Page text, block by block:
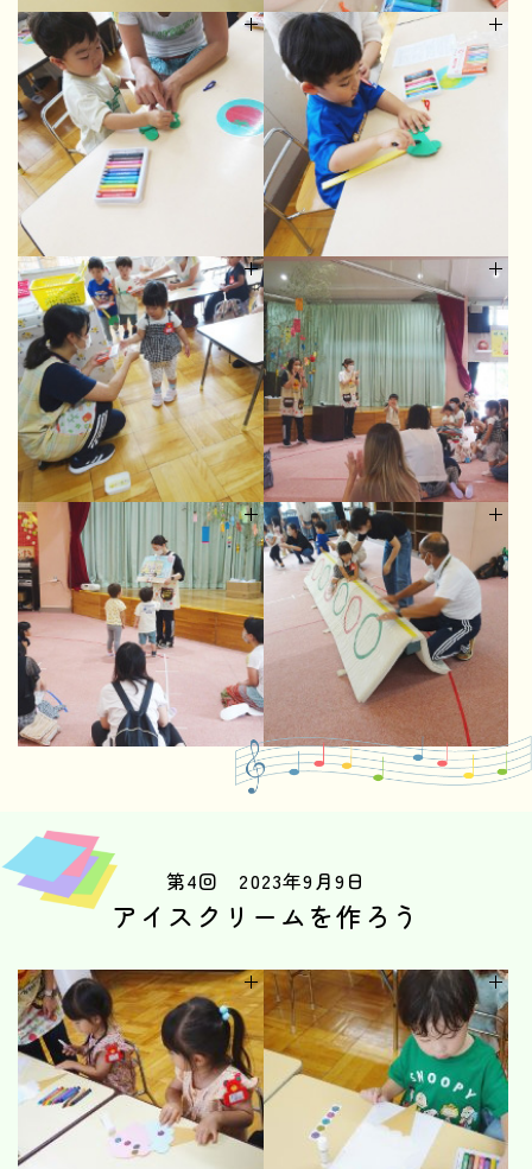
第4回 2023年9月9日
アイスクリームを作ろう